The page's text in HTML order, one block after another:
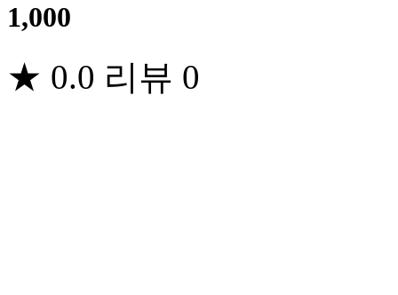
1,000
★ 0.0 리뷰 0